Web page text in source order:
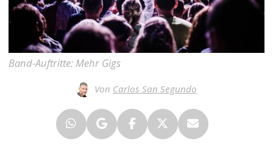
Band-Auftritte: Mehr Gigs
Von Carlos San Segundo